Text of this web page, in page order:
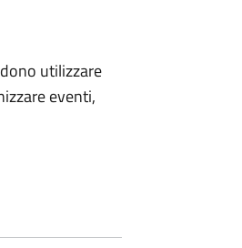
utilizzare
eventi,